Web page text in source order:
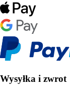
Wysyłka i zwrot